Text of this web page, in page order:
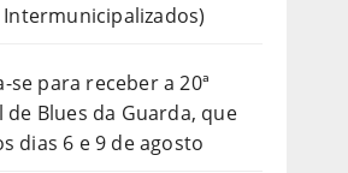
para receber a 20ª
de Blues da Guarda, que
dias 6 e 9 de agosto